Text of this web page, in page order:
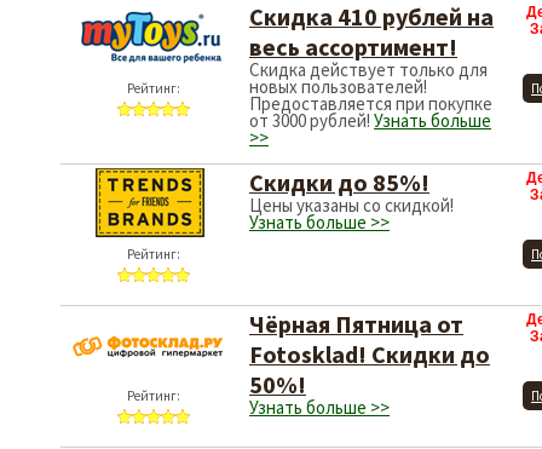
Рейтинг:
Скидка 410 рублей на
весь ассортимент!
Скидка действует только для
новых пользователей!
Предоставляется при покупке
от 3000 рублей! Узнать больше
>>
Рейтинг:
Скидки до 85%!
Цены указаны со скидкой!
Узнать больше >>
Рейтинг:
Чёрная Пятница от
Fotosklad! Скидки до
50%!
Узнать больше >>